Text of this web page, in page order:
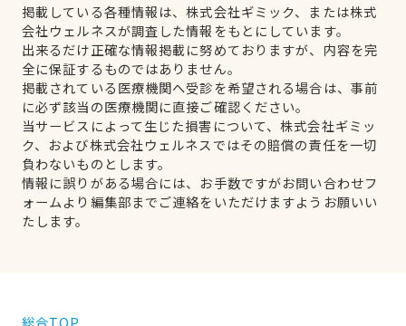
掲載している各種情報は、株式会社ギミック、または株式
会社ウェルネスが調査した情報をもとにしています。
出来るだけ正確な情報掲載に努めておりますが、内容を完
全に保証するものではありません。
掲載されている医療機関へ受診を希望される場合は、事前
に必ず該当の医療機関に直接ご確認ください。
当サービスによって生じた損害について、株式会社ギミッ
ク、および株式会社ウェルネスではその賠償の責任を一切
負わないものとします。
情報に誤りがある場合には、お手数ですがお問い合わせフ
ォームより編集部までご連絡をいただけますようお願いい
たします。